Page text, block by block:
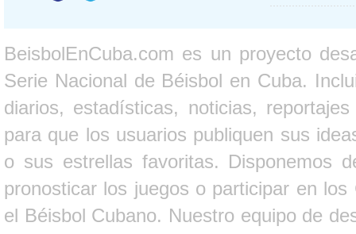
BeisbolEnCuba.com es un proyecto
Serie Nacional de Béisbol en Cuba.
diarios, estadísticas, noticias,
para que los usuarios publiquen sus
o sus estrellas favoritas. Disponemos
pronosticar los juegos o participar en
el Béisbol Cubano. Nuestro equipo de